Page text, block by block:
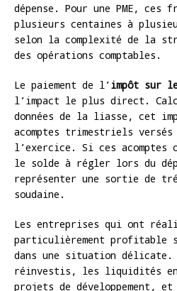
dépense. Pour une PME,
plusieurs centaines à
selon la complexité de la
des opérations comptables.
Le paiement de l’impôt sur
l’impact le plus direct.
données de la liasse, cet
acomptes trimestriels
l’exercice. Si ces acomptes
le solde à régler lors du
représenter une sortie de
soudaine.
Les entreprises qui ont
particulièrement profitable
dans une situation délicate.
réinvestis, les liquidités
projets de développement, et